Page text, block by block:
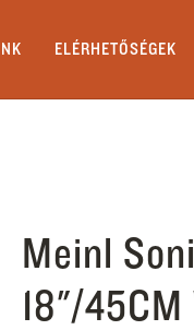
ELÉRHETŐSÉGEK
Meinl
18"/45CM